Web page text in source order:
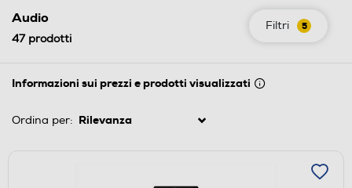
Filtri 5
Audio
47prodotti
Informazioni sui prezzi e prodotti visualizzati
Ordina per: